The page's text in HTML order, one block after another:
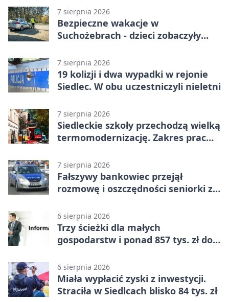
emocjonującej końcówce
7 sierpnia 2026
Bezpieczne wakacje w
Suchożebrach - dzieci zobaczyły
7 sierpnia 2026
19 kolizji i dwa wypadki w rejonie
Siedlec. W obu uczestniczyli nieletni
7 sierpnia 2026
Siedleckie szkoły przechodzą wielką
termomodernizację. Zakres prac
7 sierpnia 2026
Fałszywy bankowiec przejął
rozmowę i oszczędności seniorki z
6 sierpnia 2026
Trzy ścieżki dla małych
gospodarstw i ponad 857 tys. zł do
6 sierpnia 2026
Miała wypłacić zyski z inwestycji.
Straciła w Siedlcach blisko 84 tys. zł